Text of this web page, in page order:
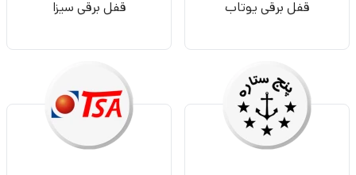
قفل برقی یوتاب قفل برقی سیزا